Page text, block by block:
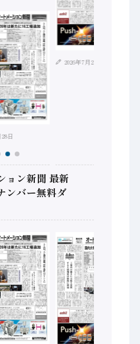
日
2026年7月21日
ョン新聞 最新
ンバー無料ダ